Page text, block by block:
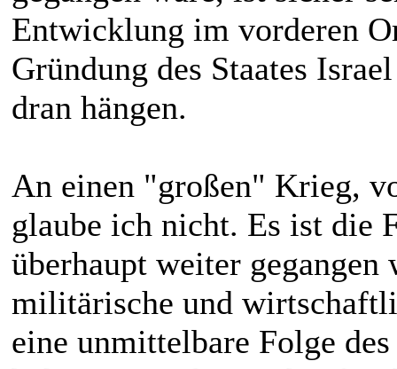
Entwicklung im vorderen
Gründung des Staates
dran hängen.
An einen "großen" Krieg,
glaube ich nicht. Es ist die
überhaupt weiter gegangen
militärische und
eine unmittelbare Folge